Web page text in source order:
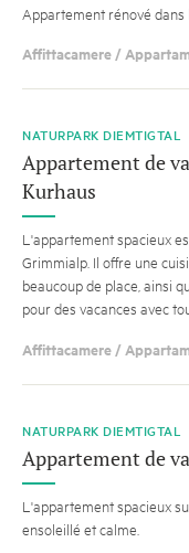
Appartement rénové dans
Affittacamere /
NATURPARK DIEMTIGTAL
Appartement de
Kurhaus
L'appartement spacieux
Grimmialp. Il offre une
beaucoup de place, ainsi
pour des vacances avec
Affittacamere /
NATURPARK DIEMTIGTAL
Appartement de
L'appartement spacieux
ensoleillé et calme.